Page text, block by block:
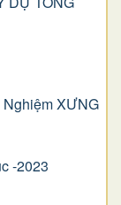
Nghiệm XƯNG
-2023